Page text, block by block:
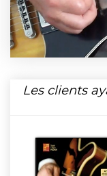
Les clients